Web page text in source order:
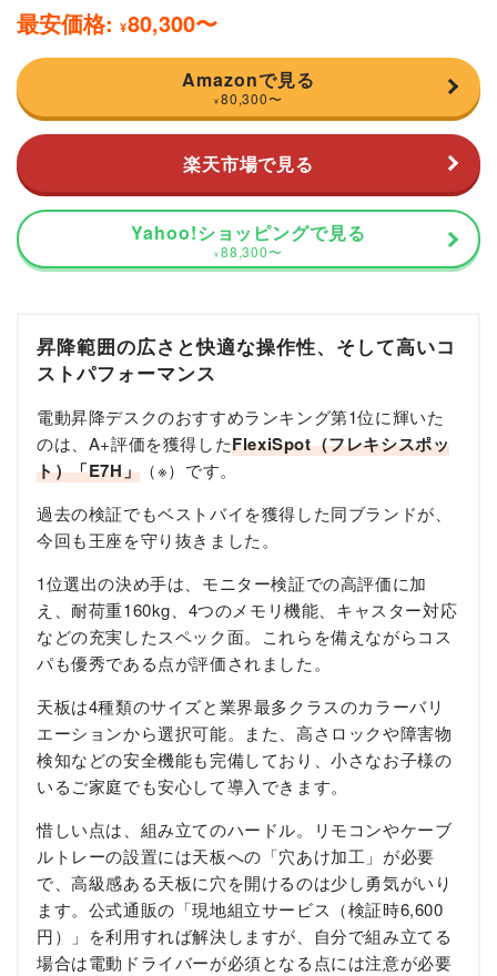
最安価格: ¥80,300〜
Amazonで見る
¥ 80,300〜
楽天市場で見る
Yahoo!ショッピングで見る
¥ 88,300〜
昇降範囲の広さと快適な操作性、そして高いコ
ストパフォーマンス
電動昇降デスクのおすすめランキング第1位に輝いた
のは、A+評価を獲得したFlexiSpot（フレキシスポッ
ト）「E7H」 （※）です。
過去の検証でもベストバイを獲得した同ブランドが、
今回も王座を守り抜きました。
1位選出の決め手は、モニター検証での高評価に加
え、耐荷重160kg、4つのメモリ機能、キャスター対応
などの充実したスペック面。これらを備えながらコス
パも優秀である点が評価されました。
天板は4種類のサイズと業界最多クラスのカラーバリ
エーションから選択可能。また、高さロックや障害物
検知などの安全機能も完備しており、小さなお子様の
いるご家庭でも安心して導入できます。
惜しい点は、組み立てのハードル。リモコンやケーブ
ルトレーの設置には天板への「穴あけ加工」が必要
で、高級感ある天板に穴を開けるのは少し勇気がいり
ます。公式通販の「現地組立サービス（検証時6,600
円）」を利用すれば解決しますが、自分で組み立てる
場合は電動ドライバーが必須となる点には注意が必要